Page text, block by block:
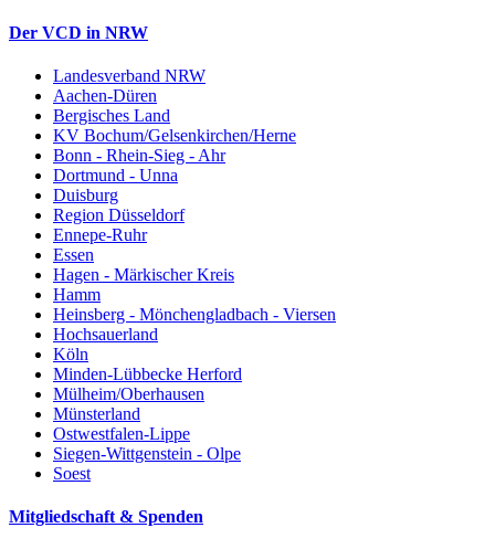
Der VCD in NRW
Landesverband NRW
Aachen-Düren
Bergisches Land
KV Bochum/Gelsenkirchen/Herne
Bonn - Rhein-Sieg - Ahr
Dortmund - Unna
Duisburg
Region Düsseldorf
Ennepe-Ruhr
Essen
Hagen - Märkischer Kreis
Hamm
Heinsberg - Mönchengladbach - Viersen
Hochsauerland
Köln
Minden-Lübbecke Herford
Mülheim/Oberhausen
Münsterland
Ostwestfalen-Lippe
Siegen-Wittgenstein - Olpe
Soest
Mitgliedschaft & Spenden